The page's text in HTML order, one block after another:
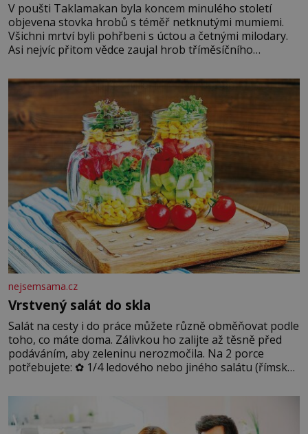
V poušti Taklamakan byla koncem minulého století
objevena stovka hrobů s téměř netknutými mumiemi.
Všichni mrtví byli pohřbeni s úctou a četnými milodary.
Asi nejvíc přitom vědce zaujal hrob tříměsíčního
blonďaté vlásky. Fakt, že jsou těla dávných lidí nesmírně
dobře zachovalá, přičítají odborníci zdejším klimatickým
podmínkám. Sucho, prosolené písky a extrémně
nejsemsama.cz
Vrstvený salát do skla
Salát na cesty i do práce můžete různě obměňovat podle
toho, co máte doma. Zálivkou ho zalijte až těsně před
podáváním, aby zeleninu nerozmočila. Na 2 porce
potřebujete: ✿ 1/4 ledového nebo jiného salátu (římský
okurky ✿ 2 rajčata Zálivka: ✿ 4 lžíce olivového oleje ✿ 1
lžíci citronové šťávy ✿ ½ stroužku